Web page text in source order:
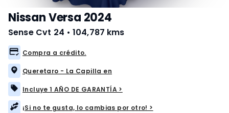
Nissan Versa 2024
Sense Cvt 24 • 104,787 kms
Compra a crédito.
Queretaro - La Capilla en
Incluye 1 AÑO DE GARANTÍA >
¡Si no te gusta, lo cambias por otro! >